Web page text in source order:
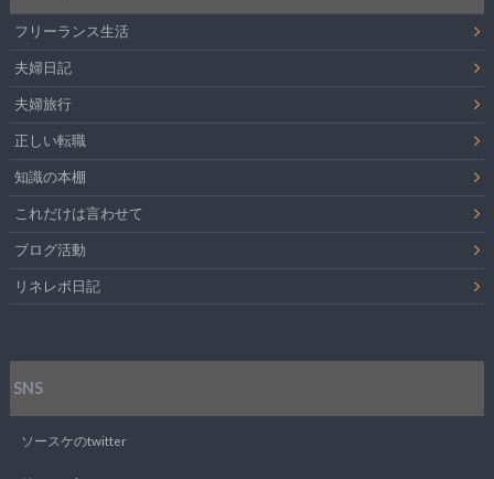
フリーランス生活
夫婦日記
夫婦旅行
正しい転職
知識の本棚
これだけは言わせて
ブログ活動
リネレボ日記
SNS
ソースケのtwitter